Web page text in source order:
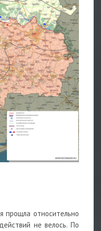
относительно
не велось. По